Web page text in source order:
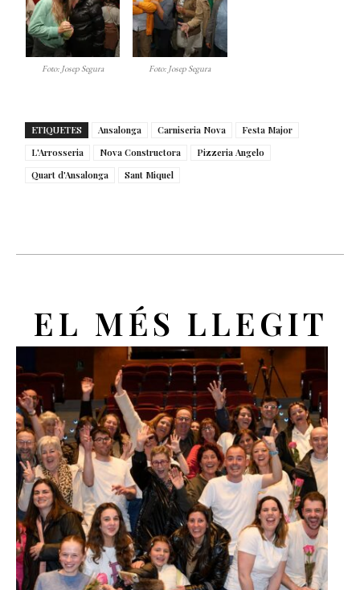
Foto: Josep Segura Foto: Josep Segura
ETIQUETES Ansalonga Carniseria Nova
Festa Major
L'Arrosseria
Nova Constructora
Pizzeria Angelo
Quart d'Ansalonga
Sant Miquel
EL MÉS LLEGIT